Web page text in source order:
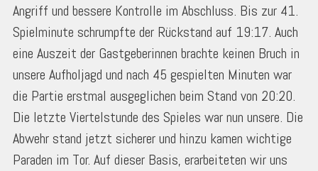
Angriff und bessere Kontrolle im Abschluss. Bis zur 41.
Spielminute schrumpfte der Rückstand auf 19:17. Auch
eine Auszeit der Gastgeberinnen brachte keinen Bruch in
unsere Aufholjagd und nach 45 gespielten Minuten war
die Partie erstmal ausgeglichen beim Stand von 20:20.
Die letzte Viertelstunde des Spieles war nun unsere. Die
Abwehr stand jetzt sicherer und hinzu kamen wichtige
Paraden im Tor. Auf dieser Basis, erarbeiteten wir uns